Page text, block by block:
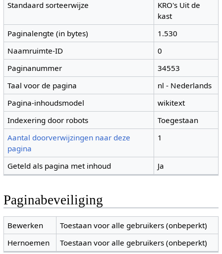
Standaard sorteerwijze
KRO's Uit de
kast
Paginalengte (in bytes)
1.530
Naamruimte-ID
0
Paginanummer
34553
Taal voor de pagina
nl - Nederlands
Pagina-inhoudsmodel
wikitext
Indexering door robots
Toegestaan
Aantal doorverwijzingen naar deze
pagina
1
Geteld als pagina met inhoud Ja
Paginabeveiliging
Bewerken
Toestaan voor alle gebruikers (onbeperkt)
Hernoemen
Toestaan voor alle gebruikers (onbeperkt)